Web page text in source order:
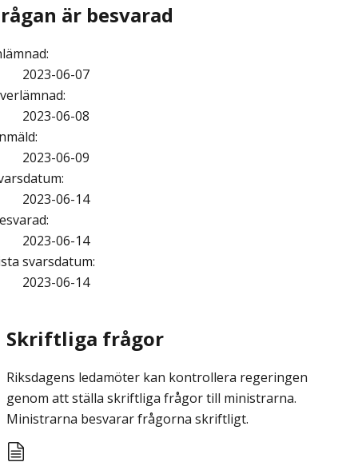
är besvarad
:
2023-06-07
:
2023-06-08
:
2023-06-09
:
2023-06-14
:
2023-06-14
svarsdatum:
2023-06-14
Skriftliga frågor
Riksdagens ledamöter kan kontrollera regeringen
genom att ställa skriftliga frågor till ministrarna.
Ministrarna besvarar frågorna skriftligt.